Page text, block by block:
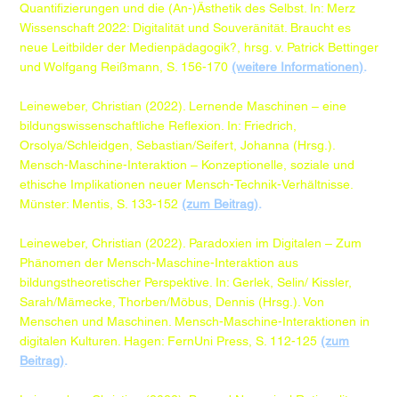
Quantifizierungen und die (An-)Ästhetik des Selbst. In: Merz
Wissenschaft 2022: Digitalität und Souveränität. Braucht es
neue Leitbilder der Medienpädagogik?, hrsg. v. Patrick Bettinger
und Wolfgang Reißmann, S. 156-170 (weitere Informationen).
Leineweber, Christian (2022). Lernende Maschinen – eine
bildungswissenschaftliche Reflexion. In: Friedrich,
Orsolya/Schleidgen, Sebastian/Seifert, Johanna (Hrsg.).
Mensch-Maschine-Interaktion – Konzeptionelle, soziale und
ethische Implikationen neuer Mensch-Technik-Verhältnisse.
Münster: Mentis, S. 133-152 (zum Beitrag).​
Leineweber, Christian (2022). Paradoxien im Digitalen – Zum
Phänomen der Mensch-Maschine-Interaktion aus
bildungstheoretischer Perspektive. In: Gerlek, Selin/ Kissler,
Sarah/Mämecke, Thorben/Möbus, Dennis (Hrsg.). Von
Menschen und Maschinen. Mensch-Maschine-Interaktionen in
digitalen Kulturen. Hagen: FernUni Press, S. 112-125 (zum
Beitrag).